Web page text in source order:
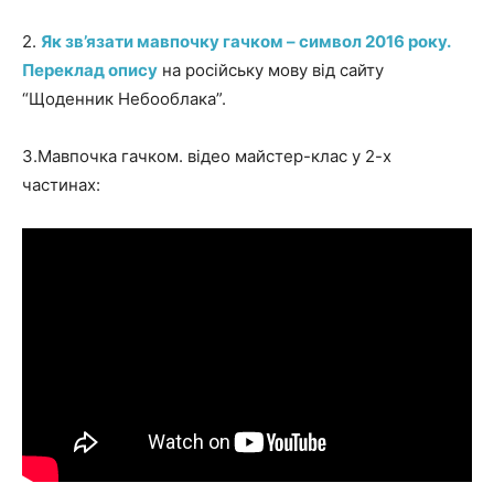
2. Як зв’язати мавпочку гачком – символ 2016 року.
Переклад опису на російську мову від сайту
“Щоденник Небооблака”.
3.Мавпочка гачком. відео майстер-клас у 2-х
частинах: